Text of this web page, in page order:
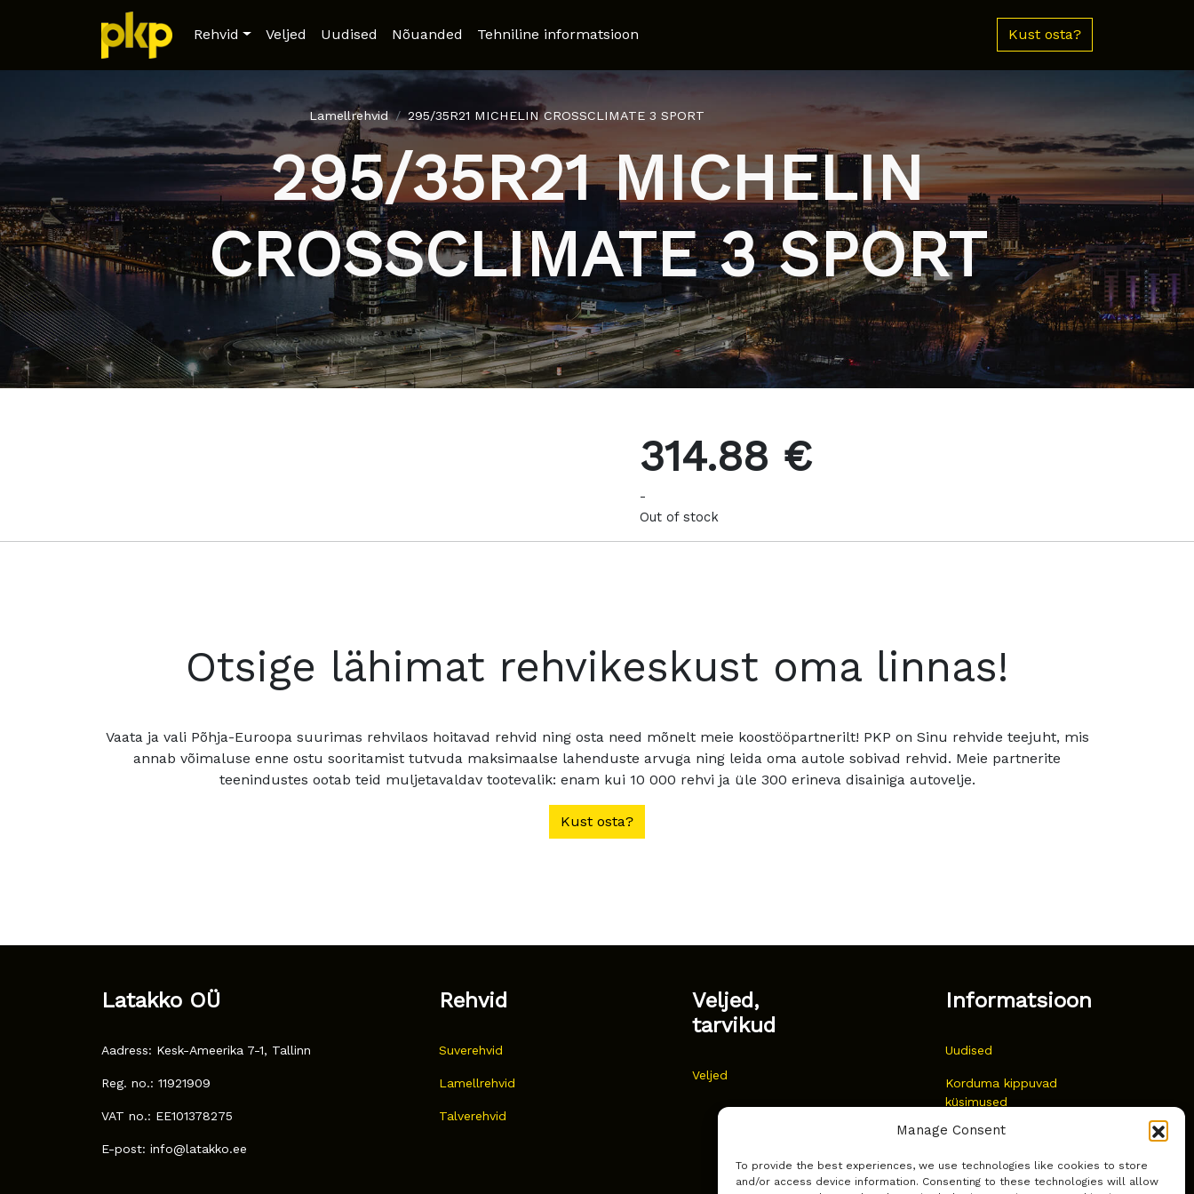
Manage Consent
To provide the best experiences, we use technologies like cookies to store
and/or access device information. Consenting to these technologies will allow
Rehvid Veljed Uudised Nõuanded Tehniline informatsioon Kust osta?
Lamellrehvid 295/35R21 MICHELIN CROSSCLIMATE 3 SPORT
295/35R21 MICHELIN
CROSSCLIMATE 3 SPORT
314.88 €
-
Out of stock
Otsige lähimat rehvikeskust oma linnas!
Vaata ja vali Põhja-Euroopa suurimas rehvilaos hoitavad rehvid ning osta need mõnelt meie koostööpartnerilt! PKP on Sinu rehvide teejuht, mis
annab võimaluse enne ostu sooritamist tutvuda maksimaalse lahenduste arvuga ning leida oma autole sobivad rehvid. Meie partnerite
teenindustes ootab teid muljetavaldav tootevalik: enam kui 10 000 rehvi ja üle 300 erineva disainiga autovelje.
Kust osta?
Latakko OÜ
Aadress: Kesk-Ameerika 7-1, Tallinn
Reg. no.: 11921909
VAT no.: EE101378275
E-post: info@latakko.ee
Rehvid
Suverehvid
Lamellrehvid
Talverehvid
Veljed,
tarvikud
Veljed
Informatsioon
Uudised
Korduma kippuvad
küsimused
Kust osta?
Küpsiste poliitika